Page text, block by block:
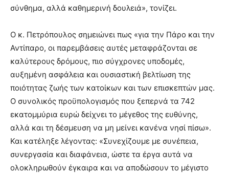
σύνθημα, αλλά καθημερινή δουλειά», τονίζει.
Ο κ. Πετρόπουλος σημειώνει πως «για την Πάρο και την
Αντίπαρο, οι παρεμβάσεις αυτές μεταφράζονται σε
καλύτερους δρόμους, πιο σύγχρονες υποδομές,
αυξημένη ασφάλεια και ουσιαστική βελτίωση της
ποιότητας ζωής των κατοίκων και των επισκεπτών μας.
Ο συνολικός προϋπολογισμός που ξεπερνά τα 742
εκατομμύρια ευρώ δείχνει το μέγεθος της ευθύνης,
αλλά και τη δέσμευση να μη μείνει κανένα νησί πίσω».
Και κατέληξε λέγοντας: «Συνεχίζουμε με συνέπεια,
συνεργασία και διαφάνεια, ώστε τα έργα αυτά να
ολοκληρωθούν έγκαιρα και να αποδώσουν το μέγιστο